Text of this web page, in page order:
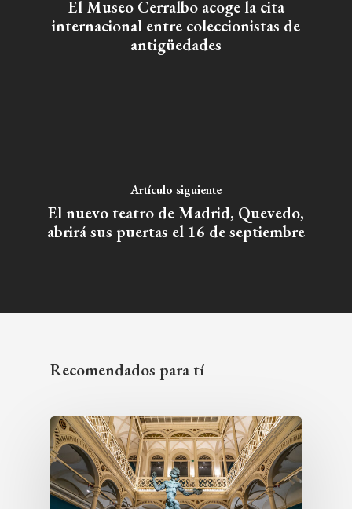
El Museo Cerralbo acoge la cita
internacional entre coleccionistas de
antigüedades
Artículo siguiente
El nuevo teatro de Madrid, Quevedo,
abrirá sus puertas el 16 de septiembre
Recomendados para tí